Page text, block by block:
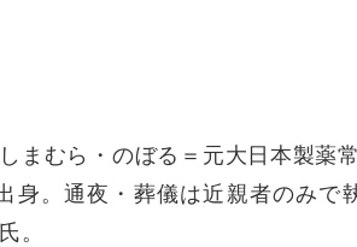
むら・のぼる＝元大日本製薬
身。通夜・葬儀は近親者のみで
。